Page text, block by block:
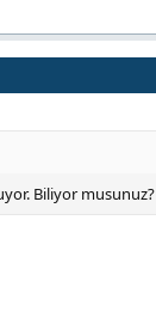
Biliyor musunuz?